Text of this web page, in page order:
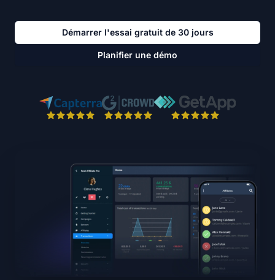
Démarrer l'essai gratuit de 30 jours
Planifier une démo